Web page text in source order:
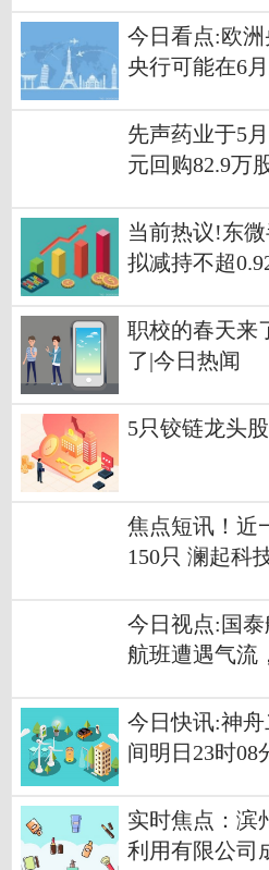
今日看点:欧
央行可能在6
先声药业于5
元回购82.9万
当前热议!东
拟减持不超
职校的春天来
了|今日热闻
5只铰链龙头股
焦点短讯！近
150只 澜起科
今日视点:国
航班遭遇气流
今日快讯:神
间明日23时08
实时焦点：滨
利用有限公司